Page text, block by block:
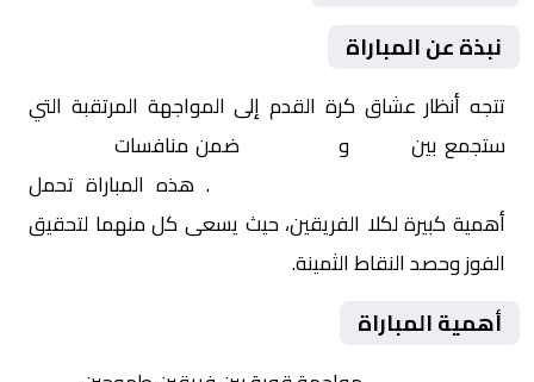
نبذة عن المباراة
تتجه أنظار عشاق كرة القدم إلى المواجهة المرتقبة التي
ستجمع بين
و ضمن منافسات
. هذه المباراة تحمل
أهمية كبيرة لكلا الفريقين، حيث يسعى كل منهما لتحقيق
الفوز وحصد النقاط الثمينة.
أهمية المباراة